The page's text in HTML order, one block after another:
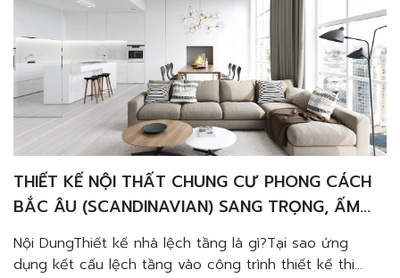
THIẾT KẾ NỘI THẤT CHUNG CƯ PHONG CÁCH
BẮC ÂU (SCANDINAVIAN) SANG TRỌNG, ẤM
CÚNG VÀ TINH TẾ
Nội DungThiết kế nhà lệch tầng là gì?Tại sao ứng
dụng kết cấu lệch tầng vào công trình thiết kế thi